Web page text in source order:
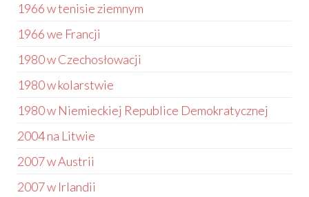
1966 w tenisie ziemnym
1966 we Francji
1980 w Czechosłowacji
1980 w kolarstwie
1980 w Niemieckiej Republice Demokratycznej
2004 na Litwie
2007 w Austrii
2007 w Irlandii